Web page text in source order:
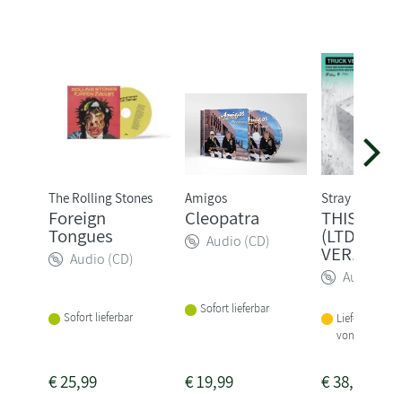
The Rolling Stones
Foreign
Tongues
Audio (CD)
Sofort lieferbar
€25,99
Amigos
Cleopatra
Audio (CD)
Sofort lieferbar
€19,99
Stray Kids
THIS &
(LTD.
VER.)
Audio
Lieferbar
von 1-2
€38,99